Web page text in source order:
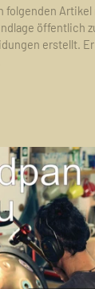
folgenden
öffentlich
erstellt.